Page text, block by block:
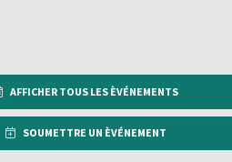
AFFICHER TOUS LES ÈVÉNEMENTS
SOUMETTRE UN ÈVÉNEMENT